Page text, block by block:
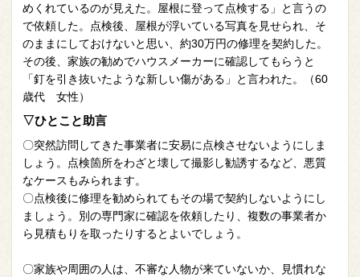
めくれているのが見えた。屋根に登って点検する」と言うの
で依頼した。点検後、屋根が浮いている写真を見せられ、そ
のままにしておけないと思い、約30万円の修理を契約した。
その後、家族の勧めでハウスメーカーに確認してもらうと
「釘を引き抜いたような新しい傷がある」と言われた。（60
歳代 女性）
▽ひとこと助言
〇突然訪問してきた事業者に安易に点検させないようにしま
しょう。点検箇所をわざと壊して撮影し勧誘するなど、悪質
なケースもみられます。
〇点検後に修理を勧められてもその場で契約しないようにし
ましょう。別の専門家に確認を依頼したり、複数の事業者か
ら見積もりを取ったりするとよいでしょう。
〇家族や周囲の人は、不審な人物が来ていないか、見慣れな